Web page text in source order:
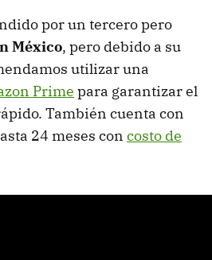
por un tercero pero
México, pero debido a su
utilizar una
Prime para garantizar el
También cuenta con
24 meses con costo de